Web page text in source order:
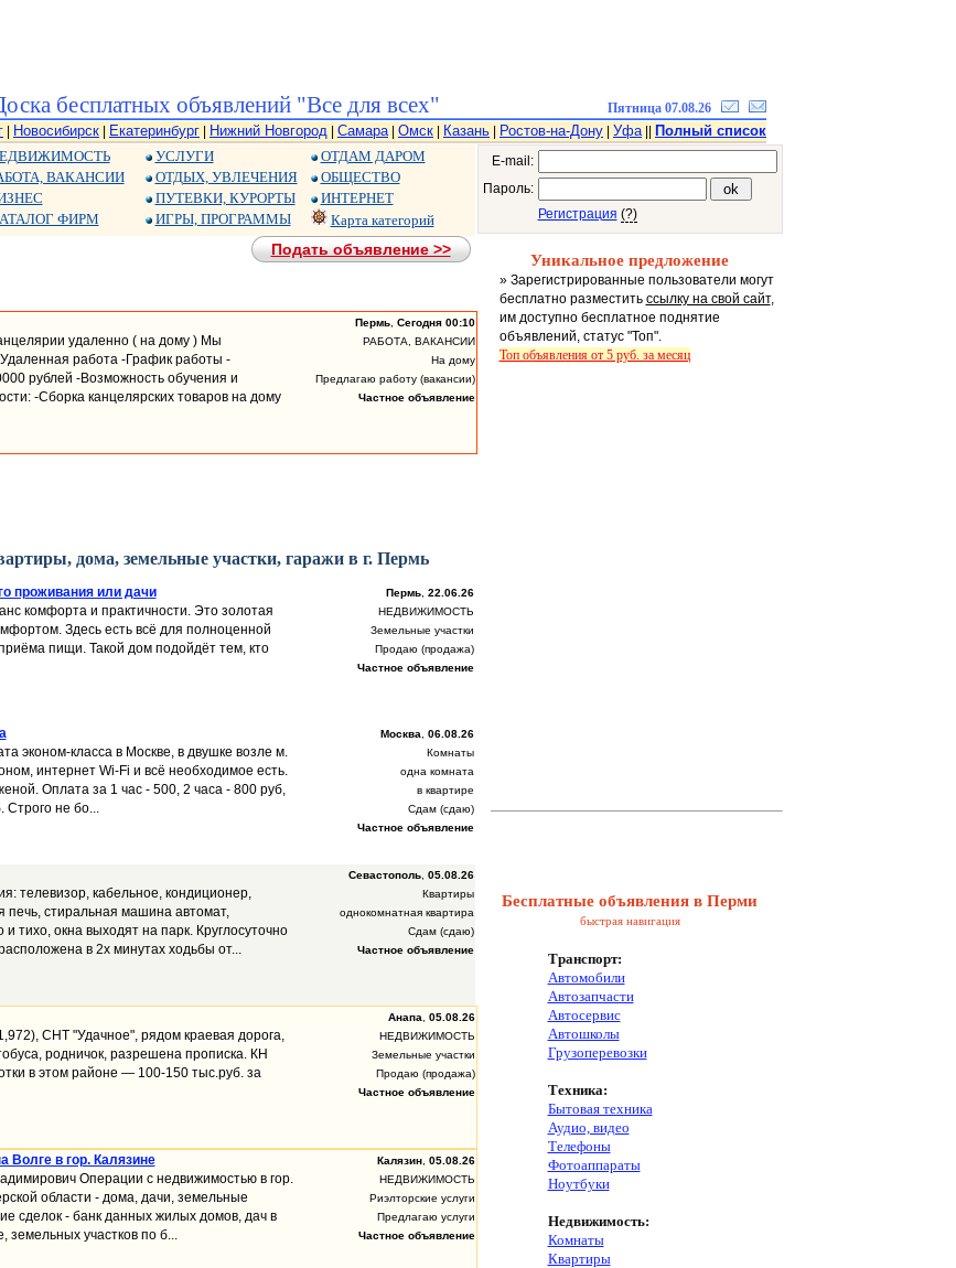
бесплатных объявлений "Все для всех" Пятница 07.08.26
Новосибирск Екатеринбург Нижний Новгород Самара| Омск Казань Ростов-на-Дону Уфа||
Полный список
ВАКАНСИИ
ФИРМ
УСЛУГИ
ОТДЫХ, УВЛЕЧЕНИЯ
ПУТЕВКИ, КУРОРТЫ
ИГРЫ, ПРОГРАММЫ
ОТДАМ ДАРОМ
ОБЩЕСТВО
ИНТЕРНЕТ
Карта категорий
Подать объявление >>
удаленно ( на дому ) Мы
работа -График работы -
рублей -Возможность обучения и
-Сборка канцелярских товаров на дому
Пермь, Сегодня 00:10
РАБОТА, ВАКАНСИИ
На дому
Предлагаю работу (вакансии)
Частное объявление
дома, земельные участки, гаражи в г. Пермь
проживания или дачи
комфорта и практичности. Это золотая
Здесь есть всё для полноценной
пищи. Такой дом подойдёт тем, кто
Пермь, 22.06.26
НЕДВИЖИМОСТЬ
Земельные участки
Продаю (продажа)
Частное объявление
эконом-класса в Москве, в двушке возле м.
интернет Wi-Fi и всё необходимое есть.
Оплата за 1 час - 500, 2 часа - 800 руб,
Строго не бо...
Москва, 06.08.26
Комнаты
одна комната
в квартире
Сдам (сдаю)
Частное объявление
телевизор, кабельное, кондиционер,
печь, стиральная машина автомат,
тихо, окна выходят на парк. Круглосуточно
в 2х минутах ходьбы от...
Севастополь, 05.08.26
Квартиры
однокомнатная квартира
Сдам (сдаю)
Частное объявление
СНТ "Удачное", рядом краевая дорога,
родничок, разрешена прописка. КН
в этом районе — 100-150 тыс.руб. за
Анапа, 05.08.26
НЕДВИЖИМОСТЬ
Земельные участки
Продаю (продажа)
Частное объявление
Волге в гор. Калязине
Операции с недвижимостью в гор.
области - дома, дачи, земельные
сделок - банк данных жилых домов, дач в
земельных участков по б...
Калязин, 05.08.26
НЕДВИЖИМОСТЬ
Риэлторские услуги
Предлагаю услуги
Частное объявление
E-mail:
Пароль:
Регистрация (?)
Уникальное предложение
» Зарегистрированные пользователи могут
бесплатно разместить ссылку на свой сайт,
им доступно бесплатное поднятие
объявлений, статус "Топ".
Топ объявления от 5 руб. за месяц
Бесплатные объявления в Перми
быстрая навигация
Транспорт:
Автомобили
Автозапчасти
Автосервис
Автошколы
Грузоперевозки
Техника:
Бытовая техника
Аудио, видео
Телефоны
Фотоаппараты
Ноутбуки
Недвижимость:
Комнаты
Квартиры